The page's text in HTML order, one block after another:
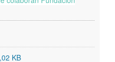
KB